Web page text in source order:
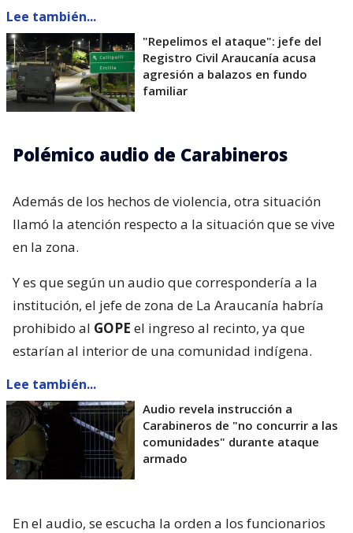
Lee también...
"Repelimos el ataque": jefe del
Registro Civil Araucanía acusa
agresión a balazos en fundo
familiar
Polémico audio de Carabineros
Además de los hechos de violencia, otra situación
llamó la atención respecto a la situación que se vive
en la zona.
Y es que según un audio que correspondería a la
institución, el jefe de zona de La Araucanía habría
prohibido al GOPE el ingreso al recinto, ya que
estarían al interior de una comunidad indígena.
Lee también...
Audio revela instrucción a
Carabineros de "no concurrir a las
comunidades" durante ataque
armado
En el audio, se escucha la orden a los funcionarios